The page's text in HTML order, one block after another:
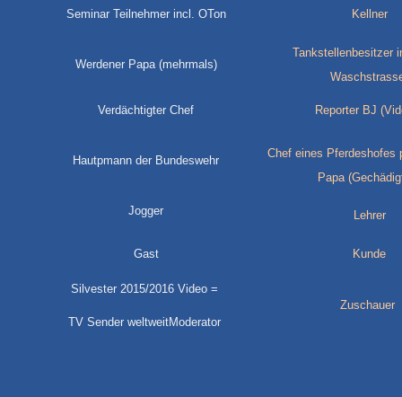
Seminar Teilnehmer incl. OTon Kellner
Werdener Papa (mehrmals)
Tankstellenbesitzer
Verdächtigter Chef Reporter BJ
Hautpmann der Bundeswehr
Chef eines Pferdeshofes
Papa
Jogger Lehrer
Gast Kunde
Silvester 2015/2016 Video =
TV Sender weltweitModerator
Zuschauer